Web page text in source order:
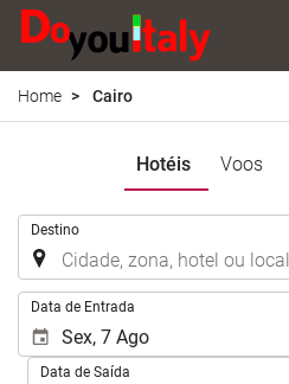
Home Cairo
Hotéis Voos
Destino
Data de Entrada
Data de Saída